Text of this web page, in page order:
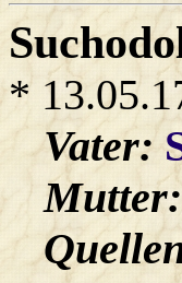
*
Vater: